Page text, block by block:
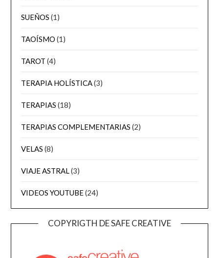
SUEÑOS (1)
TAOÍSMO (1)
TAROT (4)
TERAPIA HOLÍSTICA(3)
TERAPIAS (18)
TERAPIAS COMPLEMENTARIAS (2)
VELAS (8)
VIAJE ASTRAL(3)
VIDEOS YOUTUBE(24)
COPYRIGTH DE SAFE CREATIVE